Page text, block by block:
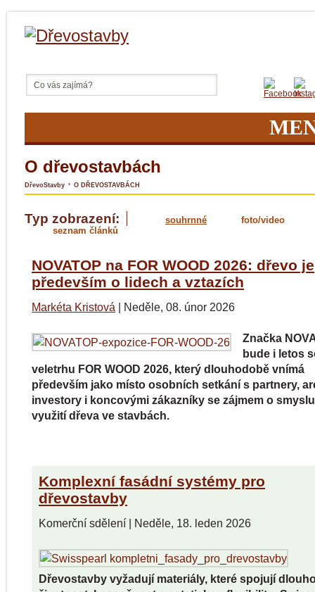
O dřevostavbách
DřevoStavby › O DŘEVOSTAVBÁCH
Typ zobrazení: souhrnné
foto/video
seznam článků
NOVATOP na FOR WOOD 2026: dřevo je
především o lidech a vztazích
Markéta Kristová | Neděle, 08. únor 2026
Značka
bude i letos
veletrhu FOR WOOD 2026, který dlouhodobě vnímá
především jako místo osobních setkání s partnery,
investory i koncovými zákazníky se zájmem o
využití dřeva ve stavbách.
Komplexní fasádní systémy pro
dřevostavby
Komerční sdělení| Neděle, 18. leden 2026
Dřevostavby vyžadují materiály, které spojují